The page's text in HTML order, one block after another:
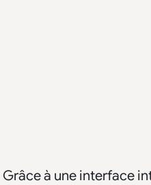
Grâce à une interface